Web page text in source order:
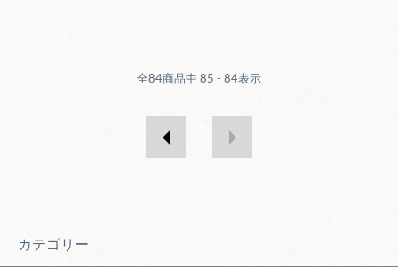
全84商品中 85 - 84表示
カテゴリー